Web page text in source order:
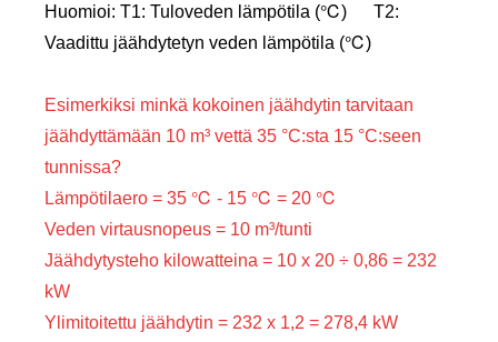
Huomioi: T1: Tuloveden lämpötila (℃) T2:
Vaadittu jäähdytetyn veden lämpötila (℃)
Esimerkiksi minkä kokoinen jäähdytin tarvitaan
jäähdyttämään 10 m³ vettä 35 °C:sta 15 °C:seen
tunnissa?
Lämpötilaero = 35 ℃ - 15 ℃ = 20 ℃
Veden virtausnopeus = 10 m³/tunti
Jäähdytysteho kilowatteina = 10 x 20 ÷ 0,86 = 232
kW
Ylimitoitettu jäähdytin = 232 x 1,2 = 278,4 kW